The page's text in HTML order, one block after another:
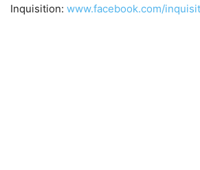
Inquisition: www.facebook.com/